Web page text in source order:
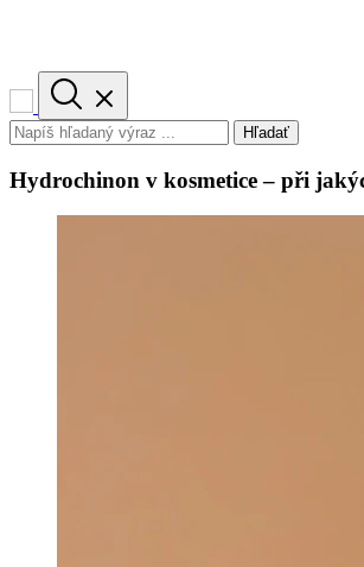
Hľadať
Hydrochinon v kosmetice – při